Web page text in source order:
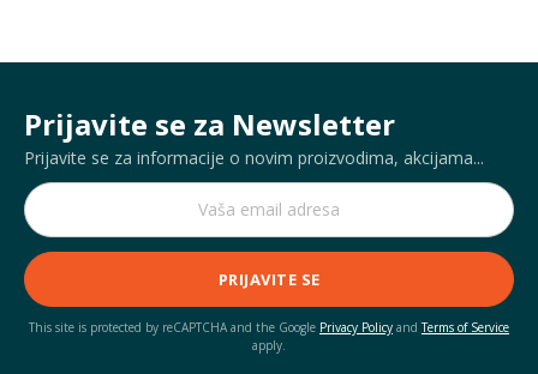
Prijavite se za Newsletter
Prijavite se za informacije o novim proizvodima, akcijama...
PRIJAVITE SE
This site is protected by reCAPTCHA and the Google Privacy Policy andTerms of Service
apply.